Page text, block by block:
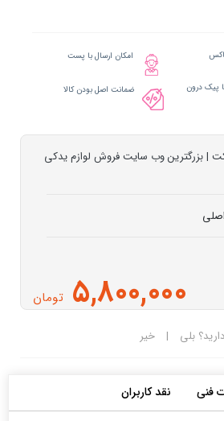
امکان ارسال با پست
پیک درون
ضمانت اصل بودن کالا
| بزرگترین وب سایت فروش لوازم یدکی
5,800,000 تومان
بلی | خیر
فنی نقد کاربران